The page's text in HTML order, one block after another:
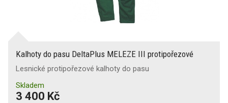
Kalhoty do pasu DeltaPlus MELEZE III protipořezové
Lesnické protipořezové kalhoty do pasu
Skladem
3 400 Kč